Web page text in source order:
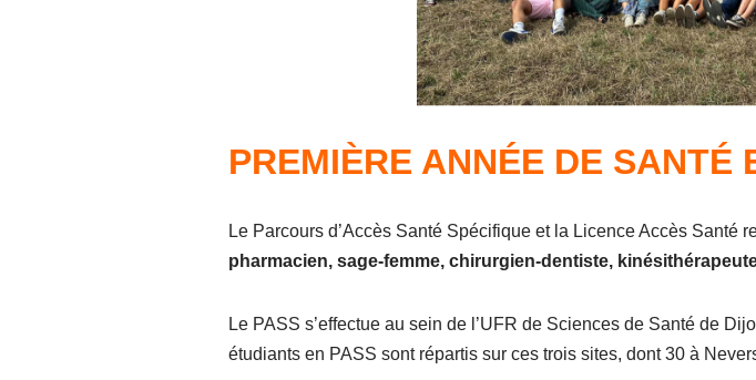
PREMIÈRE ANNÉE DE SANTÉ
Le Parcours d’Accès Santé Spécifique et la Licence Accès Santé
pharmacien, sage-femme, chirurgien-dentiste,
Le PASS s’effectue au sein de l’UFR de Sciences de Santé de
étudiants en PASS sont répartis sur ces trois sites, dont 30 à